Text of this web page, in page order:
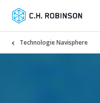
Technologie Navisphere